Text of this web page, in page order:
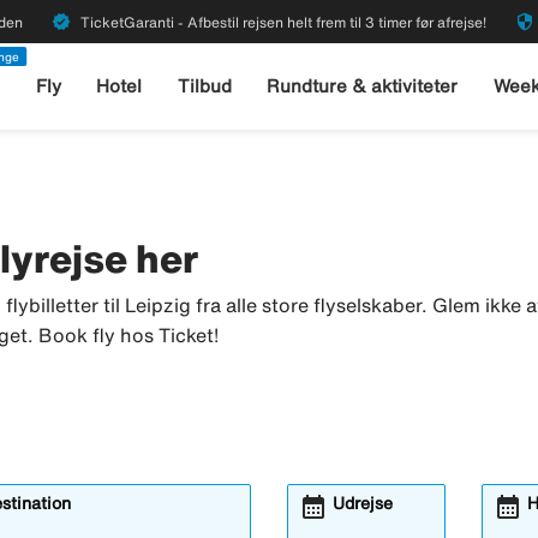
verified TicketGaranti - Afbestil rejsen helt frem til 3 timer før afrejse! security
Fly Hotel Tilbud Rundture & aktiviteter
her
til Leipzig fra alle store flyselskaber. Glem ikke
Book fly hos Ticket!
Udrejse
calendar_month calendar_month